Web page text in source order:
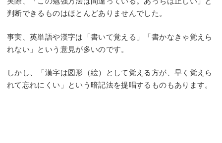
判断できるものはほとんどありませんでした。
事実、英単語や漢字は「書いて覚える」「書かなきゃ覚えら
れない」という意見が多いのです。
しかし、「漢字は図形（絵）として覚える方が、早く覚えら
れて忘れにくい」という暗記法を提唱するものもあります。